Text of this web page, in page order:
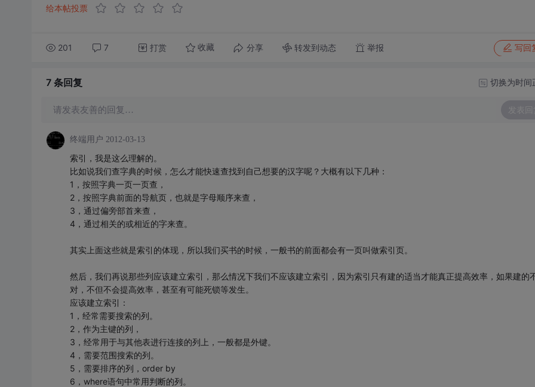
给本帖投票
201 7 打赏 收藏 分享 转发到动态 举报 写回
7 条回复 切换为时间
请发表友善的回复… 发表回
终端用户 2012-03-13
索引，我是这么理解的。
比如说我们查字典的时候，怎么才能快速查找到自己想要的汉字呢？大概有以下几种：
1，按照字典一页一页查，
2，按照字典前面的导航页，也就是字母顺序来查，
3，通过偏旁部首来查，
4，通过相关的或相近的字来查。
其实上面这些就是索引的体现，所以我们买书的时候，一般书的前面都会有一页叫做索引页。
然后，我们再说那些列应该建立索引，那么情况下我们不应该建立索引，因为索引只有建的适当才能真正提高效率，如果建的
对，不但不会提高效率，甚至有可能死锁等发生。
应该建立索引：
1，经常需要搜索的列。
2，作为主键的列，
3，经常用于与其他表进行连接的列上，一般都是外键。
4，需要范围搜索的列。
5，需要排序的列，order by
6，where语句中常用判断的列。